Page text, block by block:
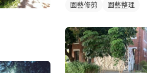
園藝修剪 園藝整理